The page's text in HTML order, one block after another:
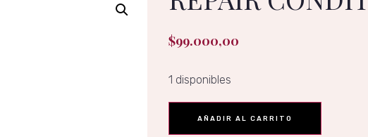
$99.000,00
1 disponibles
AÑADIR AL CARRITO